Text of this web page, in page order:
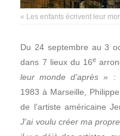
« Les enfants écrivent leur
Du 24 septembre au 3
dans 7 lieux du 16e
leur monde d’après » :
1983 à Marseille,
de l’artiste américaine
J’ai voulu créer ma